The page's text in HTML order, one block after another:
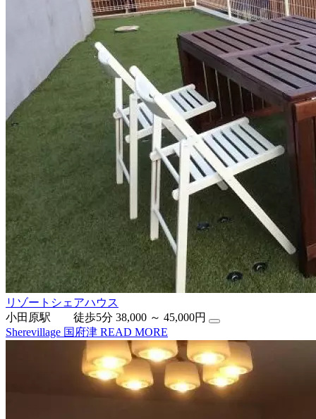
リゾートシェアハウス
小田原駅 徒歩5分 38,000 ～ 45,000円
Sherevillage 国府津 READ MORE